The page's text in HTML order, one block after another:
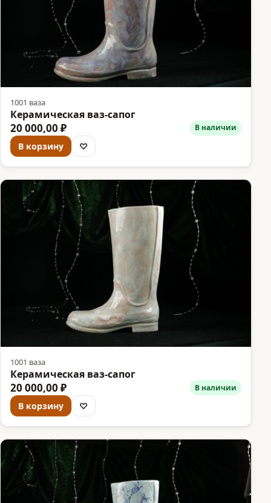
1001 ваза
Керамическая ваз-сапог
20 000,00 ₽ В наличии
В корзину ♡
1001 ваза
Керамическая ваз-сапог
20 000,00 ₽ В наличии
В корзину ♡